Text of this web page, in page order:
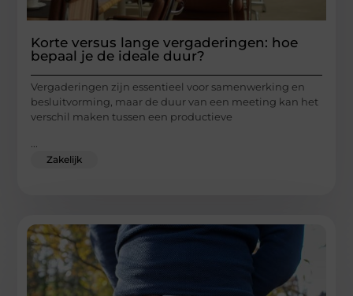
Korte versus lange vergaderingen: hoe
bepaal je de ideale duur?
Vergaderingen zijn essentieel voor samenwerking en
besluitvorming, maar de duur van een meeting kan het
verschil maken tussen een productieve
Zakelijk